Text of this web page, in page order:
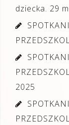
dziecka. 29
2025